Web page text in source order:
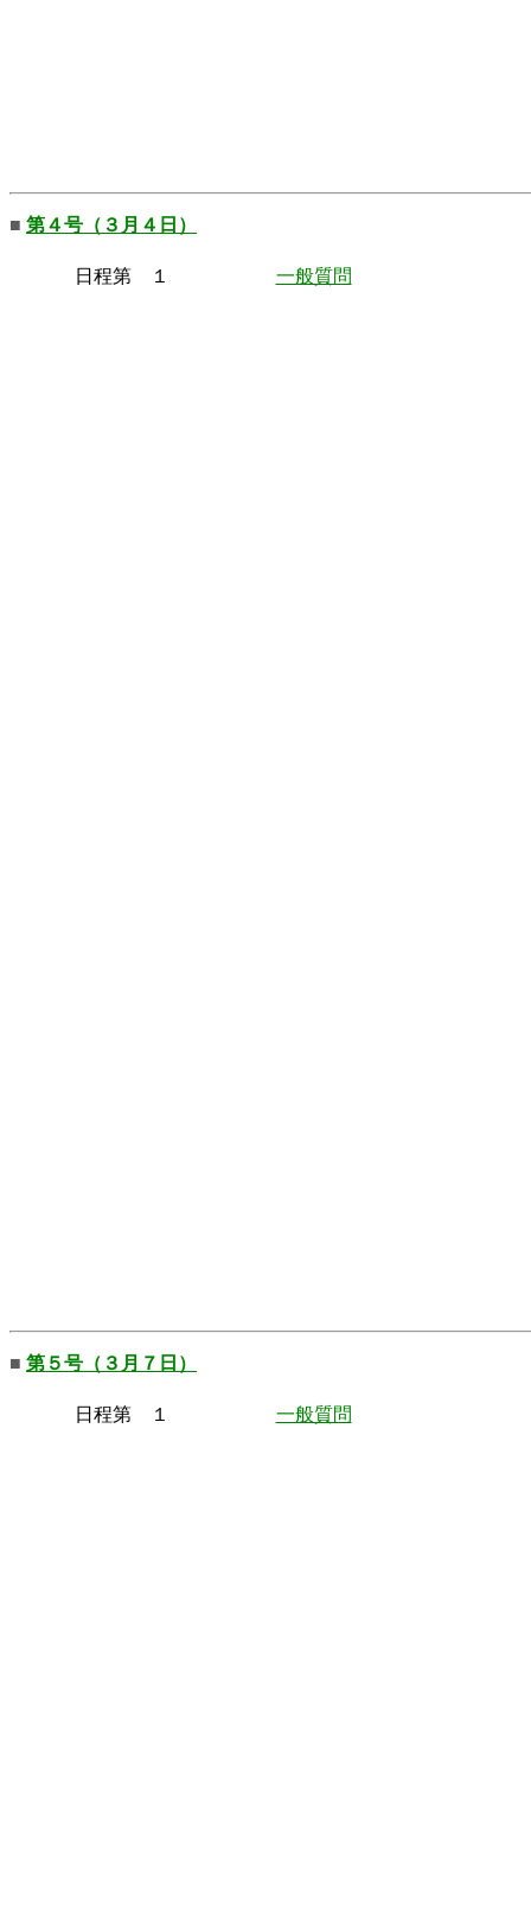
■ 第４号（３月４日）
日程第 １ 一般質問
■ 第５号（３月７日）
日程第 １ 一般質問